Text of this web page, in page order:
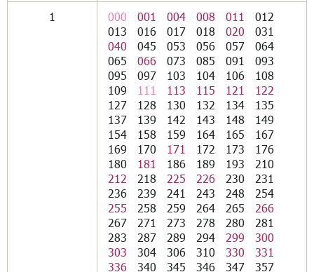
1 000 001 004 008 011
012
013
016 017 018 020
031
040
045 053 056 057
064
065
066 073 085 091
093
095
097 103 104 106
108
109
111 113 115 121
122
127
128 130 132 134
135
137
139 142 143 148
149
154
158 159 164 165
167
169
170 171 172 173
176
180
181 186 189 193
210
212
218 225 226 230
231
236
239 241 243 248
254
255
258 259 264 265
266
267
271 273 278 280
281
283
287 289 294 299
300
303
304 306 310 330
331
336
340 345 346 347
357